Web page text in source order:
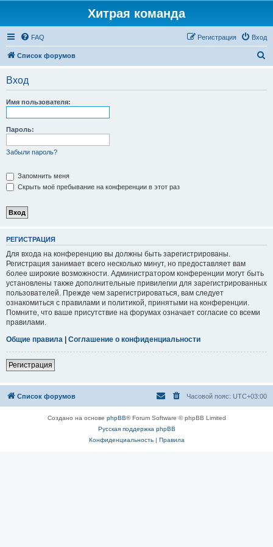
Хитрая команда
FAQ Вход
Регистрация
Список форумов
Вход
Имя пользователя:
Пароль:
Забыли пароль?
Запомнить меня
Скрыть моё пребывание на конференции в этот раз
РЕГИСТРАЦИЯ
Для входа на конференцию вы должны быть зарегистрированы.
Регистрация занимает всего несколько минут, но предоставляет вам
более широкие возможности. Администратором конференции могут быть
установлены также дополнительные привилегии для зарегистрированных
пользователей. Прежде чем зарегистрироваться, вам следует
ознакомиться с правилами и политикой, принятыми на конференции.
Помните, что ваше присутствие на форумах означает согласие со всеми
правилами.
Общие правила | Соглашение о конфиденциальности
Регистрация
Список форумов Часовой пояс: UTC+03:00
Создано на основе phpBB® Forum Software © phpBB Limited
Русская поддержка phpBB
Конфиденциальность| Правила